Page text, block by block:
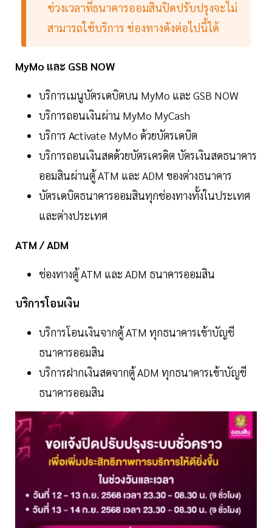
ช่วงเวลาที่ธนาคารออมสินปิดปรับปรุงจะไม่
สามารถใช้บริการ ช่องทางดังต่อไปนี้ได้
MyMo และ GSB NOW
บริการเมนูบัตรเดบิตบน MyMo และ GSB NOW
บริการถอนเงินผ่าน MyMo MyCash
บริการ Activate MyMo ด้วยบัตรเดบิต
บริการถอนเงินสดด้วยบัตรเครดิต บัตรเงินสดธนาคาร
ออมสินผ่านตู้ ATM และ ADM ของต่างธนาคาร
บัตรเดบิตธนาคารออมสินทุกช่องทางทั้งในประเทศ
และต่างประเทศ
ATM / ADM
ช่องทางตู้ ATM และ ADM ธนาคารออมสิน
บริการโอนเงิน
บริการโอนเงินจากตู้ ATM ทุกธนาคารเข้าบัญชี
ธนาคารออมสิน
บริการฝากเงินสดจากตู้ ADM ทุกธนาคารเข้าบัญชี
ธนาคารออมสิน